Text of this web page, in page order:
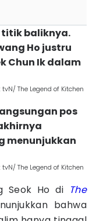
titik baliknya.
Ho justru
Chun Ik dalam
The Legend of Kitchen
pos
menunjukkan
The Legend of Kitchen
Seok Ho di The
bahwa